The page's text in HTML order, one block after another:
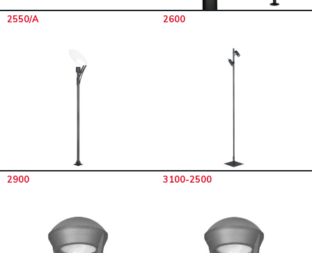
2550/A 2600
2900 3100-2500